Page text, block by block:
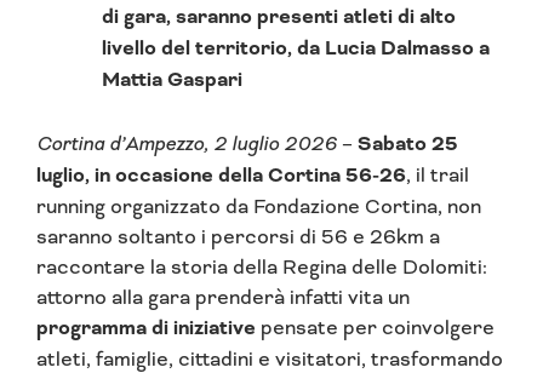
di gara, saranno presenti atleti di alto
livello del territorio, da Lucia Dalmasso a
Mattia Gaspari
Cortina d’Ampezzo, 2 luglio 2026 – Sabato 25
luglio, in occasione della Cortina 56-26, il trail
running organizzato da Fondazione Cortina, non
saranno soltanto i percorsi di 56 e 26km a
raccontare la storia della Regina delle Dolomiti:
attorno alla gara prenderà infatti vita un
programma di iniziative pensate per coinvolgere
atleti, famiglie, cittadini e visitatori, trasformando